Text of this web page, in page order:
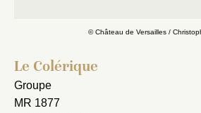
© Château de Versailles /
Le Colérique
Groupe
MR 1877